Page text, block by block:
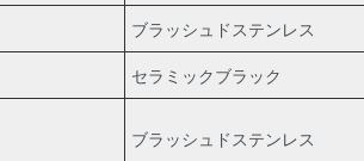
ブラッシュドステンレス
セラミックブラック
ブラッシュドステンレス